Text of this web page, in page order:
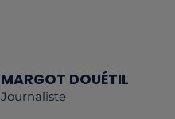
MARGOT DOUÉTIL
Journaliste